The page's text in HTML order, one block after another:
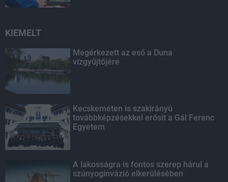
KIEMELT
Megérkezett az eső a Duna
vízgyűjtőjére
Kecskeméten is szakirányú
továbbképzésekkel erősít a Gál Ferenc
Egyetem
A lakosságra is fontos szerep hárul a
szúnyoginvázió elkerülésében